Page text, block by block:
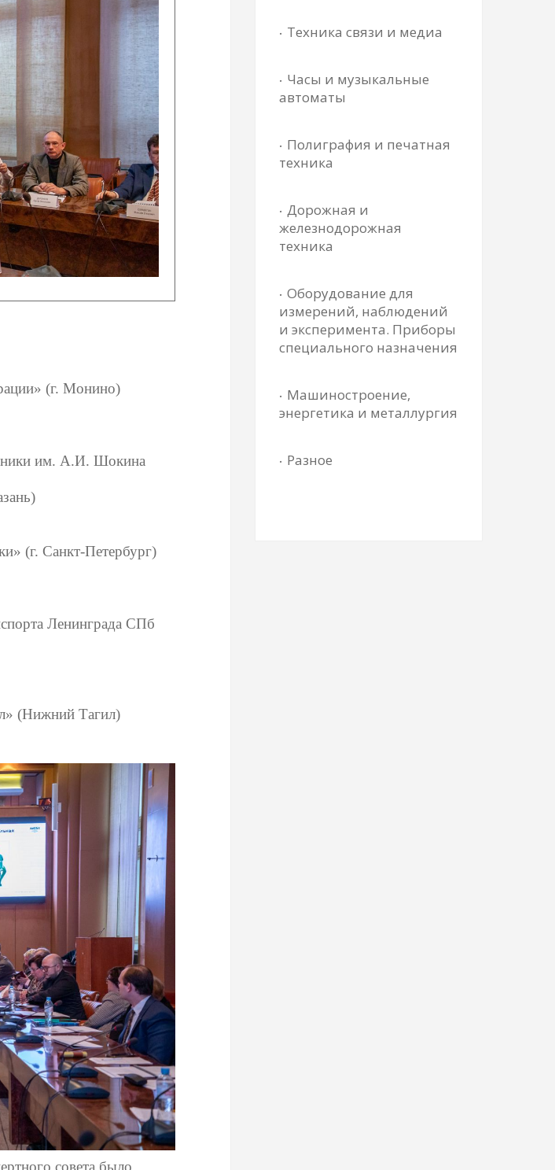
(г. Монино)
им. А.И. Шокина
(г. Санкт-Петербург)
Ленинграда СПб
(Нижний Тагил)
Техника связи и медиа
Часы и музыкальные
автоматы
Полиграфия и печатная
техника
Дорожная и
железнодорожная
техника
Оборудование для
измерений, наблюдений
и эксперимента. Приборы
специального назначения
Машиностроение,
энергетика и металлургия
Разное